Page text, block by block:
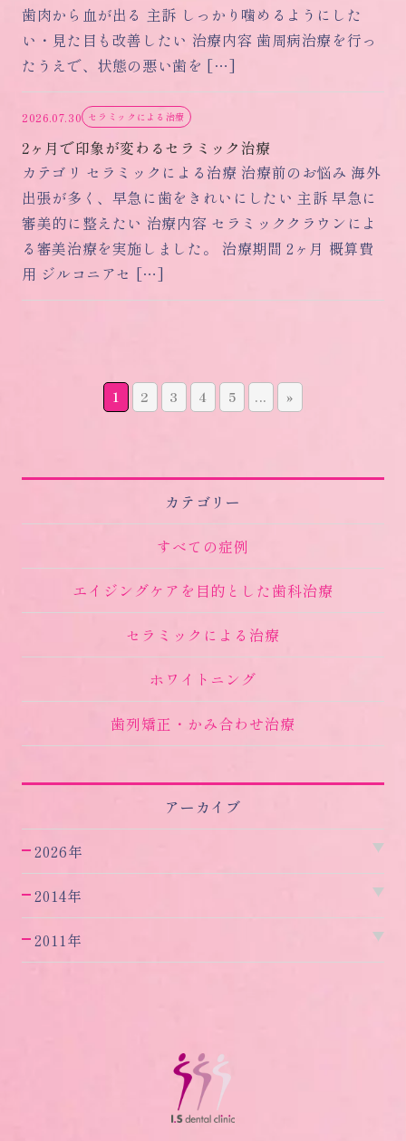
カテゴリー
すべての症例
エイジングケアを目的とした歯科治療
セラミックによる治療
ホワイトニング
歯列矯正・かみ合わせ治療
アーカイブ
2026年
2014年
2011年
歯肉から血が出る 主訴 しっかり噛めるようにした
い・見た目も改善したい 治療内容 歯周病治療を行っ
たうえで、状態の悪い歯を […]
2026.07.30 セラミックによる治療
2ヶ月で印象が変わるセラミック治療
カテゴリ セラミックによる治療 治療前のお悩み 海外
出張が多く、早急に歯をきれいにしたい 主訴 早急に
審美的に整えたい 治療内容 セラミッククラウンによ
る審美治療を実施しました。 治療期間 2ヶ月 概算費
用 ジルコニアセ […]
1 2 3 4 5 ... »